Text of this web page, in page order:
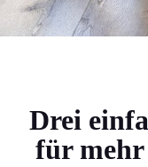
Drei
für